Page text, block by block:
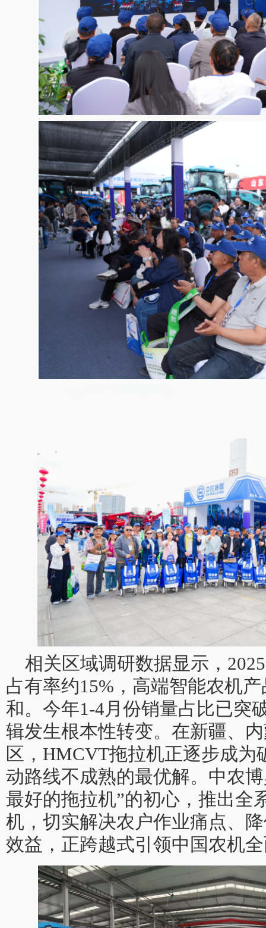
相关区域调研数据显示，
占有率约15%，高端智能农机
和。今年1-4月份销量占比已突
辑发生根本性转变。在新疆、
区，HMCVT拖拉机正逐步成为
动路线不成熟的最优解。中农
最好的拖拉机”的初心，推出全
机，切实解决农户作业痛点、
效益，正跨越式引领中国农机